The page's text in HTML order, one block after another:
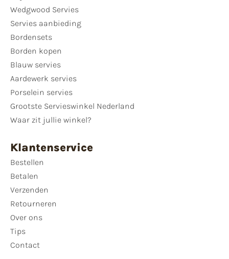
Wedgwood Servies
Servies aanbieding
Bordensets
Borden kopen
Blauw servies
Aardewerk servies
Porselein servies
Grootste Servieswinkel Nederland
Waar zit jullie winkel?
Klantenservice
Bestellen
Betalen
Verzenden
Retourneren
Over ons
Tips
Contact